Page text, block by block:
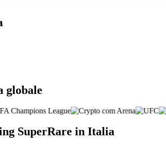
globale
SuperRare in Italia